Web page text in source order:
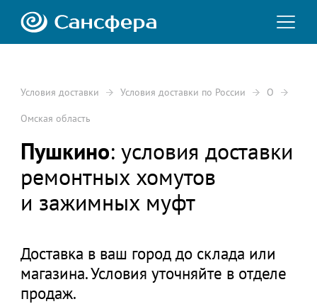
Условия доставки Условия доставки по России О
Омская область
Пушкино: условия доставки
ремонтных хомутов
и зажимных муфт
Доставка в ваш город до склада или
магазина. Условия уточняйте в отделе
продаж.